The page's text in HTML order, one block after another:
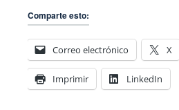
Comparte esto:
Correo electrónico X
Imprimir LinkedIn